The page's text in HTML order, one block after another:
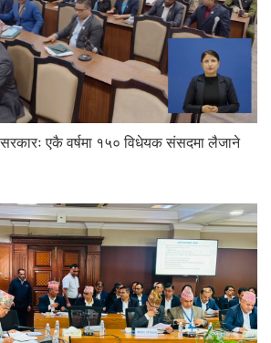
सरकारः एकै वर्षमा १५० विधेयक संसदमा लैजाने